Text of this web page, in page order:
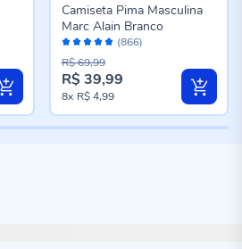
Avaliação:
96%
(866)
Camiseta Pima Masculina
Marc Alain Branco
R$ 39,99
R$ 69,99
8x R$ 4,99